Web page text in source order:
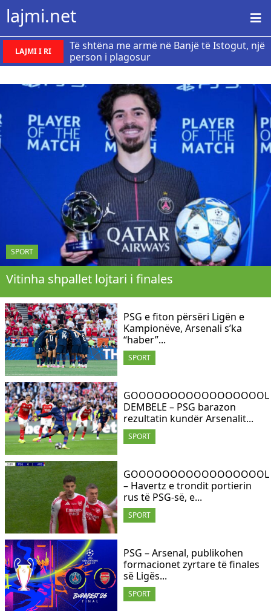
lajmi.net
LAJMI I RI
Të shtëna me armë në Banjë të Istogut, një
person i plagosur
SPORT
Vitinha shpallet lojtari i finales
SPORT
PSG e fiton përsëri Ligën e
Kampionëve, Arsenali s’ka
“haber”...
SPORT
GOOOOOOOOOOOOOOOOOL
DEMBELE – PSG barazon
rezultatin kundër Arsenalit...
SPORT
GOOOOOOOOOOOOOOOOOL
– Havertz e trondit portierin
rus të PSG-së, e...
SPORT
PSG – Arsenal, publikohen
formacionet zyrtare të finales
së Ligës...